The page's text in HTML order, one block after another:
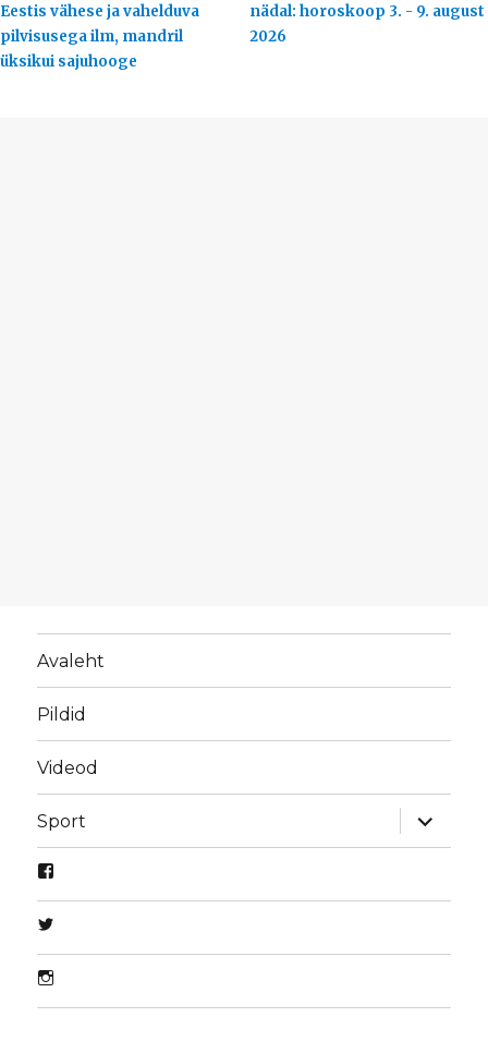
Eestis vähese ja vahelduva
pilvisusega ilm, mandril
üksikui sajuhooge
nädal: horoskoop 3. - 9. august
2026
Avaleht
Pildid
Videod
Sport
laienda